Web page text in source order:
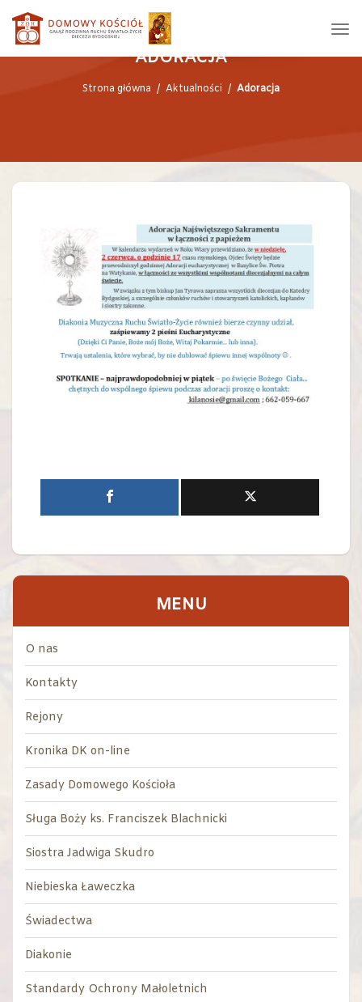
ADORACJA
Strona główna / Aktualności / Adoracja
MENU
O nas
Kontakty
Rejony
Kronika DK on-line
Zasady Domowego Kościoła
Sługa Boży ks. Franciszek Blachnicki
Siostra Jadwiga Skudro
Niebieska Ławeczka
Świadectwa
Diakonie
Standardy Ochrony Małoletnich